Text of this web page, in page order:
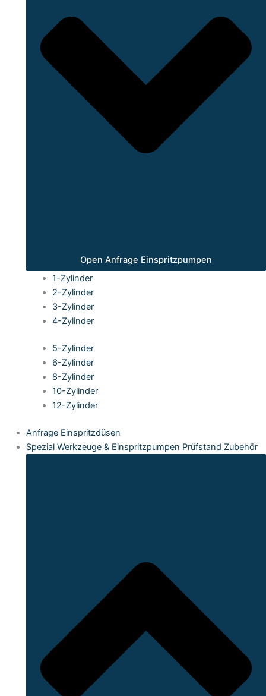
Open Anfrage Einspritzpumpen
1-Zylinder
2-Zylinder
3-Zylinder
4-Zylinder
5-Zylinder
6-Zylinder
8-Zylinder
10-Zylinder
12-Zylinder
Anfrage Einspritzdüsen
Spezial Werkzeuge & Einspritzpumpen Prüfstand Zubehör